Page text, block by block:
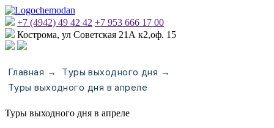
+7 (4942) 49 42 42 +7 953 666 17 00
Кострома, ул Советская 21А к2,оф. 15
Главная → Туры выходного дня →
Туры выходного дня в апреле
Туры выходного дня в апреле